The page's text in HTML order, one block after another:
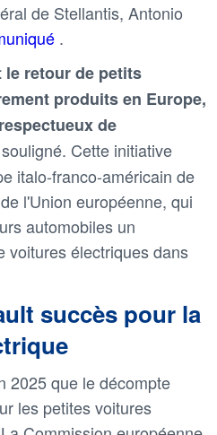
de Stellantis, Antonio
.
retour de petits
produits en Europe,
de
Cette initiative
italo-franco-américain de
l'Union européenne, qui
automobiles un
voitures électriques dans
succès pour la
2025 que le décompte
les petites voitures